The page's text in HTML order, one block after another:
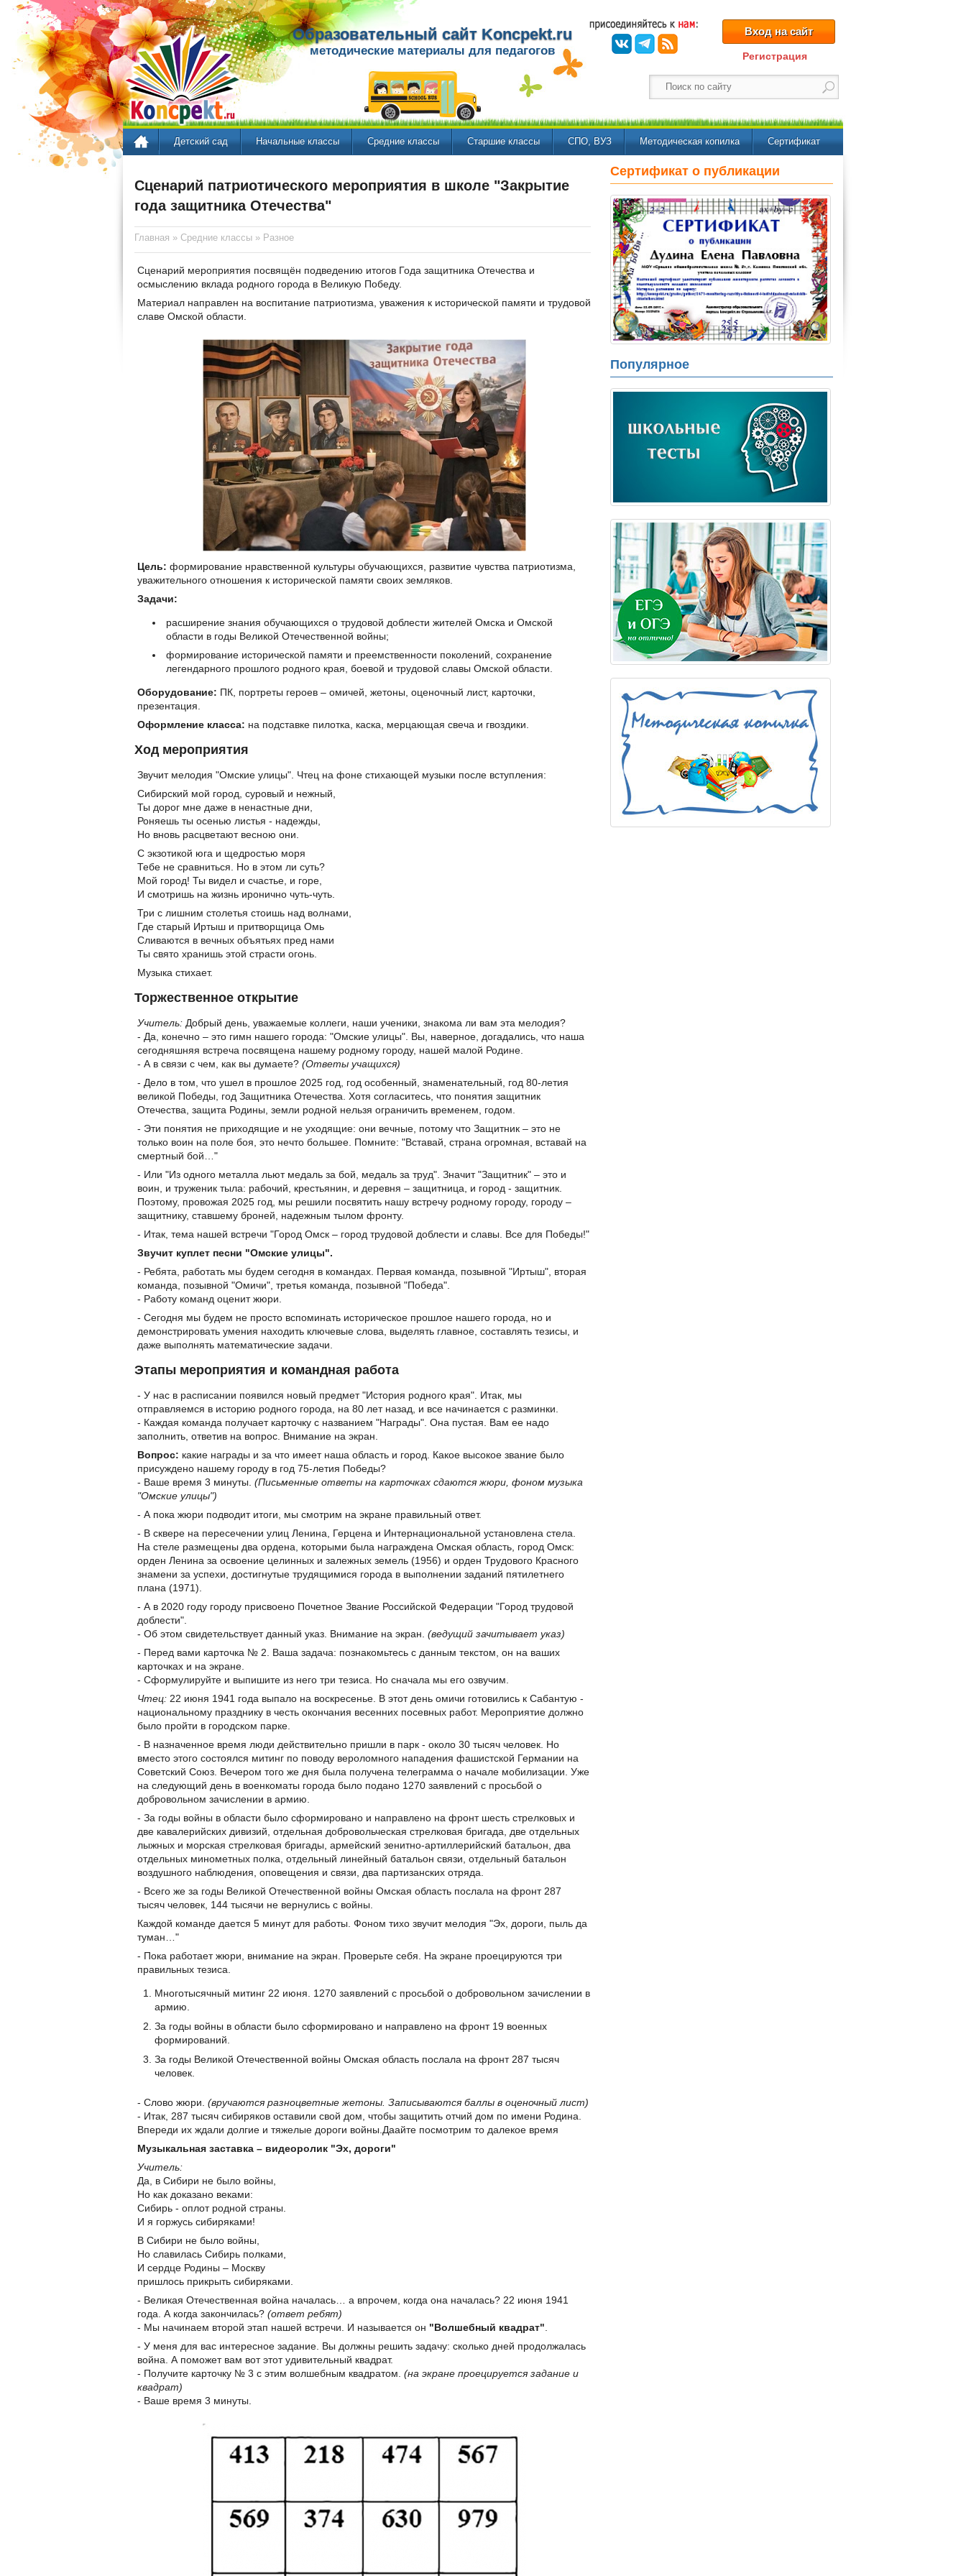
Образовательный сайт Koncpekt.ru
методические материалы для педагогов
Вход на сайт
Регистрация
Детский сад Начальные классы Средние классы Старшие классы СПО, ВУЗ Методическая копилка Сертификат
Сценарий патриотического мероприятия в школе "Закрытие
года защитника Отечества"
Главная » Средние классы » Разное
Сценарий мероприятия посвящён подведению итогов Года защитника Отечества и
осмыслению вклада родного города в Великую Победу.
Материал направлен на воспитание патриотизма, уважения к исторической памяти и трудовой
славе Омской области.
Цель: формирование нравственной культуры обучающихся, развитие чувства патриотизма,
уважительного отношения к исторической памяти своих земляков.
Задачи:
расширение знания обучающихся о трудовой доблести жителей Омска и Омской
области в годы Великой Отечественной войны;
формирование исторической памяти и преемственности поколений, сохранение
легендарного прошлого родного края, боевой и трудовой славы Омской области.
Оборудование: ПК, портреты героев – омичей, жетоны, оценочный лист, карточки,
презентация.
Оформление класса: на подставке пилотка, каска, мерцающая свеча и гвоздики.
Ход мероприятия
Звучит мелодия "Омские улицы". Чтец на фоне стихающей музыки после вступления:
Сибирский мой город, суровый и нежный,
Ты дорог мне даже в ненастные дни,
Роняешь ты осенью листья - надежды,
Но вновь расцветают весною они.
С экзотикой юга и щедростью моря
Тебе не сравниться. Но в этом ли суть?
Мой город! Ты видел и счастье, и горе,
И смотришь на жизнь иронично чуть-чуть.
Три с лишним столетья стоишь над волнами,
Где старый Иртыш и притворщица Омь
Сливаются в вечных объятьях пред нами
Ты свято хранишь этой страсти огонь.
Музыка стихает.
Торжественное открытие
Учитель: Добрый день, уважаемые коллеги, наши ученики, знакома ли вам эта мелодия?
- Да, конечно – это гимн нашего города: "Омские улицы". Вы, наверное, догадались, что наша
сегодняшняя встреча посвящена нашему родному городу, нашей малой Родине.
- А в связи с чем, как вы думаете? (Ответы учащихся)
- Дело в том, что ушел в прошлое 2025 год, год особенный, знаменательный, год 80-летия
великой Победы, год Защитника Отечества. Хотя согласитесь, что понятия защитник
Отечества, защита Родины, земли родной нельзя ограничить временем, годом.
- Эти понятия не приходящие и не уходящие: они вечные, потому что Защитник – это не
только воин на поле боя, это нечто большее. Помните: "Вставай, страна огромная, вставай на
смертный бой…"
- Или "Из одного металла льют медаль за бой, медаль за труд". Значит "Защитник" – это и
воин, и труженик тыла: рабочий, крестьянин, и деревня – защитница, и город - защитник.
Поэтому, провожая 2025 год, мы решили посвятить нашу встречу родному городу, городу –
защитнику, ставшему броней, надежным тылом фронту.
- Итак, тема нашей встречи "Город Омск – город трудовой доблести и славы. Все для Победы!"
Звучит куплет песни "Омские улицы".
- Ребята, работать мы будем сегодня в командах. Первая команда, позывной "Иртыш", вторая
команда, позывной "Омичи", третья команда, позывной "Победа".
- Работу команд оценит жюри.
- Сегодня мы будем не просто вспоминать историческое прошлое нашего города, но и
демонстрировать умения находить ключевые слова, выделять главное, составлять тезисы, и
даже выполнять математические задачи.
Этапы мероприятия и командная работа
- У нас в расписании появился новый предмет "История родного края". Итак, мы
отправляемся в историю родного города, на 80 лет назад, и все начинается с разминки.
- Каждая команда получает карточку с названием "Награды". Она пустая. Вам ее надо
заполнить, ответив на вопрос. Внимание на экран.
Вопрос: какие награды и за что имеет наша область и город. Какое высокое звание было
присуждено нашему городу в год 75-летия Победы?
- Ваше время 3 минуты. (Письменные ответы на карточках сдаются жюри, фоном музыка
"Омские улицы")
- А пока жюри подводит итоги, мы смотрим на экране правильный ответ.
- В сквере на пересечении улиц Ленина, Герцена и Интернациональной установлена стела.
На стеле размещены два ордена, которыми была награждена Омская область, город Омск:
орден Ленина за освоение целинных и залежных земель (1956) и орден Трудового Красного
знамени за успехи, достигнутые трудящимися города в выполнении заданий пятилетнего
плана (1971).
- А в 2020 году городу присвоено Почетное Звание Российской Федерации "Город трудовой
доблести".
- Об этом свидетельствует данный указ. Внимание на экран. (ведущий зачитывает указ)
- Перед вами карточка № 2. Ваша задача: познакомьтесь с данным текстом, он на ваших
карточках и на экране.
- Сформулируйте и выпишите из него три тезиса. Но сначала мы его озвучим.
Чтец: 22 июня 1941 года выпало на воскресенье. В этот день омичи готовились к Сабантую -
национальному празднику в честь окончания весенних посевных работ. Мероприятие должно
было пройти в городском парке.
- В назначенное время люди действительно пришли в парк - около 30 тысяч человек. Но
вместо этого состоялся митинг по поводу вероломного нападения фашистской Германии на
Советский Союз. Вечером того же дня была получена телеграмма о начале мобилизации. Уже
на следующий день в военкоматы города было подано 1270 заявлений с просьбой о
добровольном зачислении в армию.
- За годы войны в области было сформировано и направлено на фронт шесть стрелковых и
две кавалерийских дивизий, отдельная добровольческая стрелковая бригада, две отдельных
лыжных и морская стрелковая бригады, армейский зенитно-артиллерийский батальон, два
отдельных минометных полка, отдельный линейный батальон связи, отдельный батальон
воздушного наблюдения, оповещения и связи, два партизанских отряда.
- Всего же за годы Великой Отечественной войны Омская область послала на фронт 287
тысяч человек, 144 тысячи не вернулись с войны.
Каждой команде дается 5 минут для работы. Фоном тихо звучит мелодия "Эх, дороги, пыль да
туман…"
- Пока работает жюри, внимание на экран. Проверьте себя. На экране проецируются три
правильных тезиса.
Многотысячный митинг 22 июня. 1270 заявлений с просьбой о добровольном зачислении в
армию.
За годы войны в области было сформировано и направлено на фронт 19 военных
формирований.
За годы Великой Отечественной войны Омская область послала на фронт 287 тысяч
человек.
- Слово жюри. (вручаются разноцветные жетоны. Записываются баллы в оценочный лист)
- Итак, 287 тысяч сибиряков оставили свой дом, чтобы защитить отчий дом по имени Родина.
Впереди их ждали долгие и тяжелые дороги войны.Даайте посмотрим то далекое время
Музыкальная заставка – видеоролик "Эх, дороги"
Учитель:
Да, в Сибири не было войны,
Но как доказано веками:
Сибирь - оплот родной страны.
И я горжусь сибиряками!
В Сибири не было войны,
Но славилась Сибирь полками,
И сердце Родины – Москву
пришлось прикрыть сибиряками.
- Великая Отечественная война началась… а впрочем, когда она началась? 22 июня 1941
года. А когда закончилась? (ответ ребят)
- Мы начинаем второй этап нашей встречи. И называется он "Волшебный квадрат"
- У меня для вас интересное задание. Вы должны решить задачу: сколько дней продолжалась
война. А поможет вам вот этот удивительный квадрат.
- Получите карточку № 3 с этим волшебным квадратом. (на экране проецируется задание и
квадрат)
- Ваше время 3 минуты.
Сертификат о публикации
Популярное